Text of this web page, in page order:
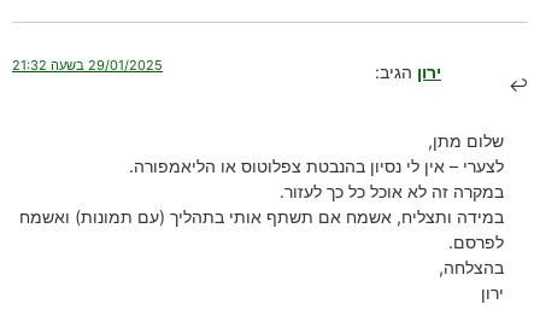
ירון הגיב: 29/01/2025 בשעה 21:32
שלום מתן,
לצערי – אין לי נסיון בהנבטת צפלוטוס או הליאמפורה.
במקרה זה לא אוכל כל כך לעזור.
במידה ותצליח, אשמח אם תשתף אותי בתהליך (עם תמונות) ואשמח
לפרסם.
בהצלחה,
ירון